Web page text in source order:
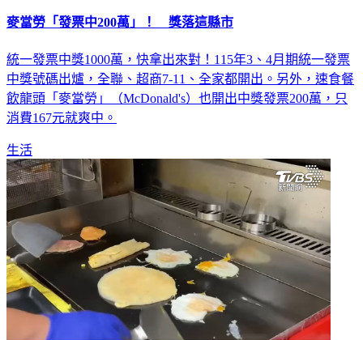
麥當勞「發票中200萬」！ 獎落這縣市
統一發票中獎1000萬，快拿出來對！115年3、4月期統一發票
中獎號碼出爐，全聯、超商7-11、全家都開出。另外，速食餐
飲龍頭「麥當勞」（McDonald's）也開出中獎發票200萬，只
消費167元就爽中。
生活